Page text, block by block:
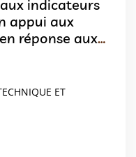
indicateurs
appui aux
réponse aux
ET